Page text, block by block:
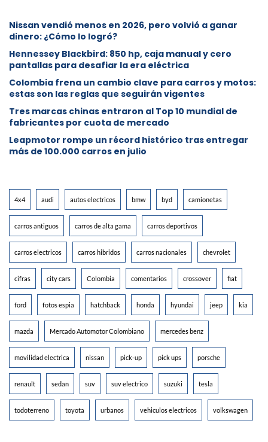
Nissan vendió menos en 2026, pero volvió a ganar
dinero: ¿Cómo lo logró?
Hennessey Blackbird: 850 hp, caja manual y cero
pantallas para desafiar la era eléctrica
Colombia frena un cambio clave para carros y motos:
estas son las reglas que seguirán vigentes
Tres marcas chinas entraron al Top 10 mundial de
fabricantes por cuota de mercado
Leapmotor rompe un récord histórico tras entregar
más de 100.000 carros en julio
4x4 audi autos electricos bmw byd camionetas
carros antiguos carros de alta gama carros deportivos
carros electricos carros hibridos carros nacionales chevrolet
cifras city cars Colombia comentarios crossover fiat
ford fotos espia hatchback honda hyundai jeep kia
mazda Mercado Automotor Colombiano mercedes benz
movilidad electrica nissan pick-up pick ups porsche
renault sedan suv suv electrico suzuki tesla
todoterreno toyota urbanos vehiculos electricos volkswagen